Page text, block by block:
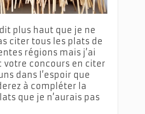
plus haut que je ne
citer tous les plats de
régions mais j’ai
votre concours en citer
dans l’espoir que
à compléter la
que je n’aurais pas